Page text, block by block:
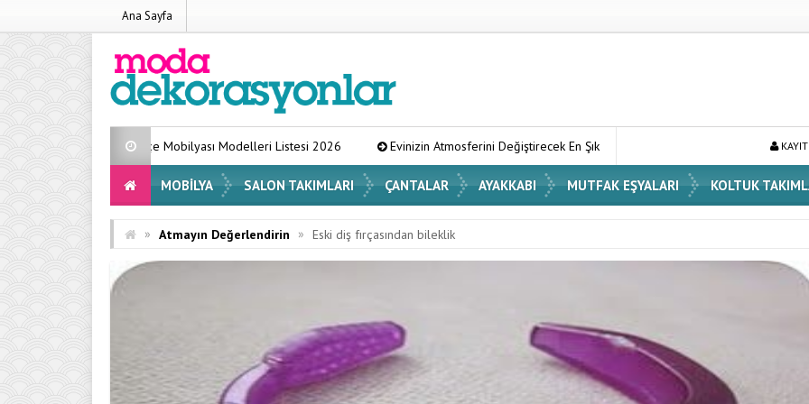
Ana Sayfa
Bahçe Mobilyası Modelleri Listesi 2026 Evinizin Atmosferini Değiştirecek En Şık Vazo Modelleri ve Dekorasyon Fikirleri Dossha,
MOBILYA SALON TAKIMLARI ÇANTALAR AYAKKABI MUTFAK EŞYALARI KOLTUK
» Atmayın Değerlendirin » Eski diş fırçasından bileklik